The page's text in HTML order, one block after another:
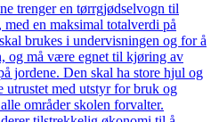
trenger en tørrgjødselvogn til
en maksimal totalverdi på
brukes i undervisningen og for å
og må være egnet til kjøring av
jordene. Den skal ha store hjul og
utrustet med utstyr for bruk og
områder skolen forvalter.